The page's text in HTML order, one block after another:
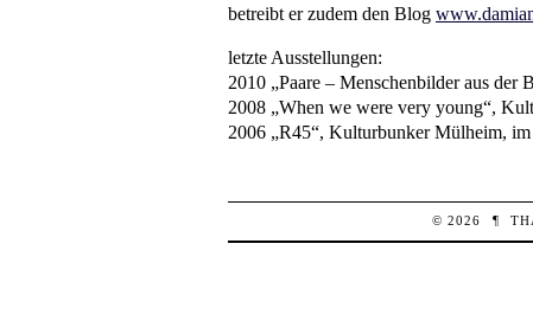
betreibt er zudem den Blog
letzte Ausstellungen:
2010 „Paare – Menschenbilder aus
2008 „When we were very young“,
2006 „R45“, Kulturbunker Mülheim,
© 2026 ¶